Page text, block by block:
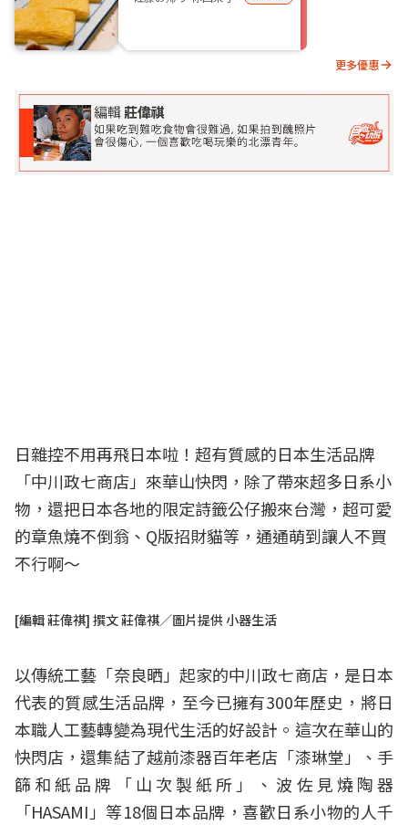
更多優惠
日雜控不用再飛日本啦！超有質感的日本生活品牌
「中川政七商店」來華山快閃，除了帶來超多日系小
物，還把日本各地的限定詩籤公仔搬來台灣，超可愛
的章魚燒不倒翁、Q版招財貓等，通通萌到讓人不買
不行啊～
[編輯 莊偉祺] 撰文 莊偉祺／圖片提供 小器生活
以傳統工藝「奈良晒」起家的中川政七商店，是日本
代表的質感生活品牌，至今已擁有300年歷史，將日
本職人工藝轉變為現代生活的好設計。這次在華山的
快閃店，還集結了越前漆器百年老店「漆琳堂」、手
篩和紙品牌「山次製紙所」、波佐見燒陶器
「HASAMI」等18個日本品牌，喜歡日系小物的人千